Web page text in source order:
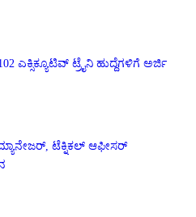
ಎಕ್ಸಿಕ್ಯೂಟಿವ್ ಟ್ರೈನಿ ಹುದ್ದೆಗಳಿಗೆ ಅರ್ಜಿ
ಮ್ಯಾನೇಜರ್, ಟೆಕ್ನಿಕಲ್ ಆಫೀಸರ್